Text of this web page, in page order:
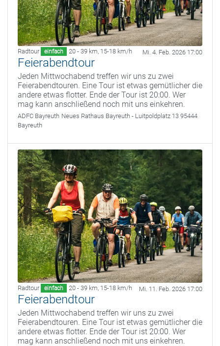
Radtour einfach 20 - 39 km, 15-18 km/h Mi. 4. Feb. 2026 17:00
Feierabendtour
Jeden Mittwochabend treffen wir uns zu zwei
Feierabendtouren. Eine Tour ist etwas gemütlicher die
andere etwas flotter. Ende der Tour ist 20:00. Wer
mag kann anschließend noch mit uns einkehren.
ADFC Bayreuth Neues Rathaus Bayreuth - Luitpoldplatz 13 95444
Bayreuth
Radtour einfach 20 - 39 km, 15-18 km/h Mi. 11. Feb. 2026 17:00
Feierabendtour
Jeden Mittwochabend treffen wir uns zu zwei
Feierabendtouren. Eine Tour ist etwas gemütlicher die
andere etwas flotter. Ende der Tour ist 20:00. Wer
mag kann anschließend noch mit uns einkehren.